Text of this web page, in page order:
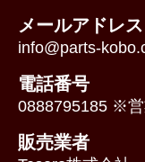
メールアドレス
info@parts-
電話番号
0888795185 ※営
販売業者